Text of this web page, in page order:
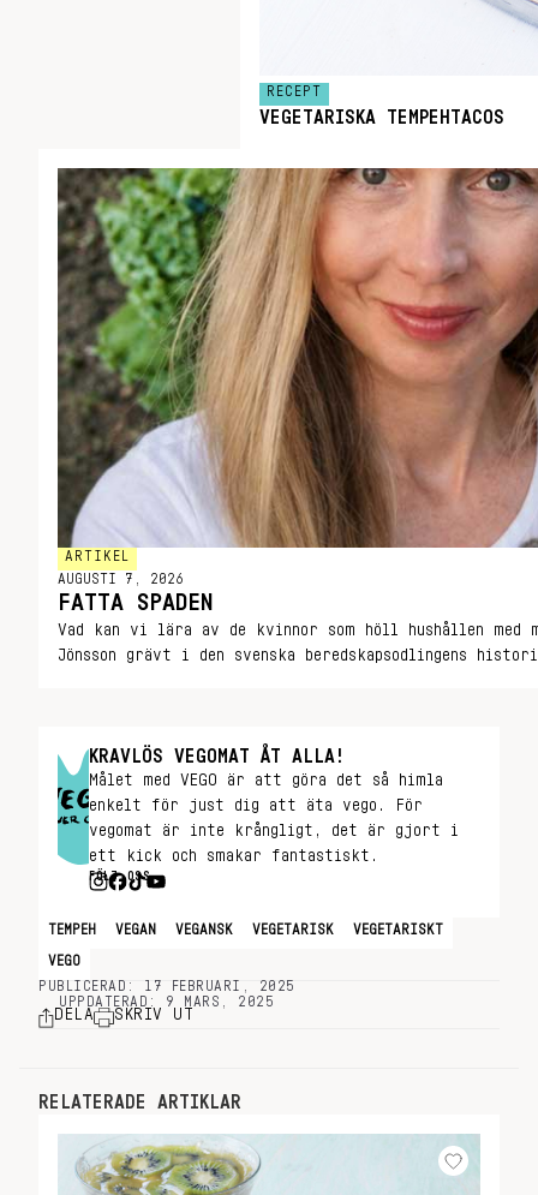
RECEPT
VEGETARISKA TEMPEHTACOS
ARTIKEL
AUGUSTI 7, 2026
FATTA SPADEN
Vad kan vi lära av de kvinnor som höll hushållen
Jönsson grävt i den svenska beredskapsodlingens
KRAVLÖS VEGOMAT ÅT ALLA!
Målet med VEGO är att göra det så himla
enkelt för just dig att äta vego. För
vegomat är inte krångligt, det är gjort i
ett kick och smakar fantastiskt.
FÖLJ OSS
TEMPEH VEGAN VEGANSK VEGETARISK VEGETARISKT
VEGO
PUBLICERAD: 17 FEBRUARI, 2025
UPPDATERAD: 9 MARS, 2025
DELA SKRIV UT
RELATERADE ARTIKLAR